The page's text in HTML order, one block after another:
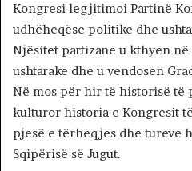
Kongresi legjitimoi Partinë
udhëheqëse politike dhe
Njësitet partizane u kthyen
ushtarake dhe u vendosen
Në mos për hir të historisë
kulturor historia e Kongresit
pjesë e tërheqjes dhe tureve
Sqipërisë së Jugut.